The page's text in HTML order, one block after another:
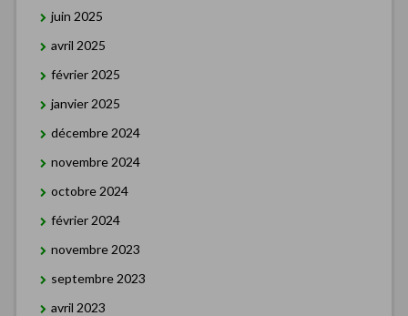
juin 2025
avril 2025
février 2025
janvier 2025
décembre 2024
novembre 2024
octobre 2024
février 2024
novembre 2023
septembre 2023
avril 2023